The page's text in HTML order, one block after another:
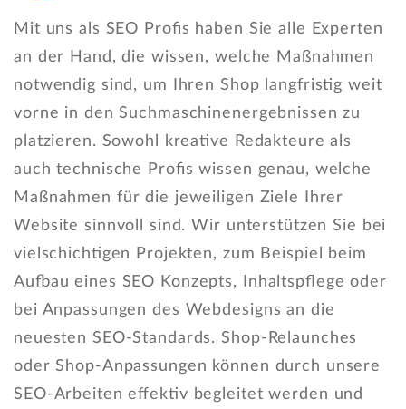
Mit uns als SEO Profis haben Sie alle Experten
an der Hand, die wissen, welche Maßnahmen
notwendig sind, um Ihren Shop langfristig weit
vorne in den Suchmaschinenergebnissen zu
platzieren. Sowohl kreative Redakteure als
auch technische Profis wissen genau, welche
Maßnahmen für die jeweiligen Ziele Ihrer
Website sinnvoll sind. Wir unterstützen Sie bei
vielschichtigen Projekten, zum Beispiel beim
Aufbau eines SEO Konzepts, Inhaltspflege oder
bei Anpassungen des Webdesigns an die
neuesten SEO-Standards. Shop-Relaunches
oder Shop-Anpassungen können durch unsere
SEO-Arbeiten effektiv begleitet werden und